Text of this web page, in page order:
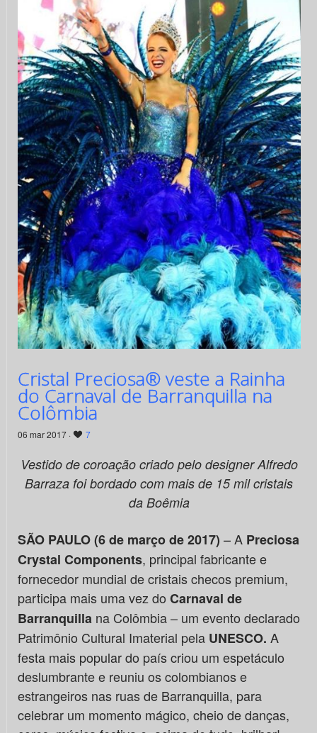
Cristal Preciosa® veste a Rainha
do Carnaval de Barranquilla na
Colômbia
06 mar 2017 · 7
Vestido de coroação criado pelo designer Alfredo
Barraza foi bordado com mais de 15 mil cristais
da Boêmia
SÃO PAULO (6 de março de 2017) – A Preciosa
Crystal Components, principal fabricante e
fornecedor mundial de cristais checos premium,
participa mais uma vez do Carnaval de
Barranquilla na Colômbia – um evento declarado
Patrimônio Cultural Imaterial pela UNESCO. A
festa mais popular do país criou um espetáculo
deslumbrante e reuniu os colombianos e
estrangeiros nas ruas de Barranquilla, para
celebrar um momento mágico, cheio de danças,